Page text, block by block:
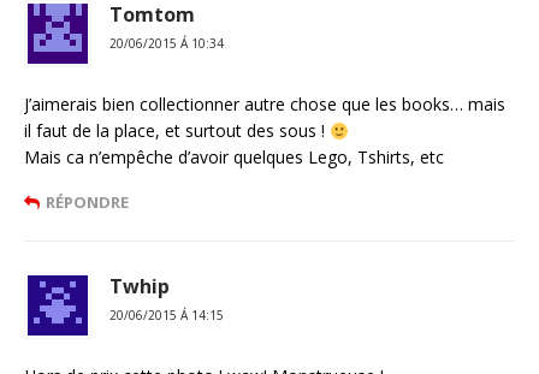
Tomtom
20/06/2015 Á 10:34
J’aimerais bien collectionner autre chose que les books… mais
il faut de la place, et surtout des sous !
Mais ca n’empêche d’avoir quelques Lego, Tshirts, etc
RÉPONDRE
Twhip
20/06/2015 Á 14:15